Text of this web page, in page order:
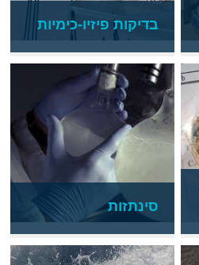
בדיקות פיזיו-כימיות
סינתזות